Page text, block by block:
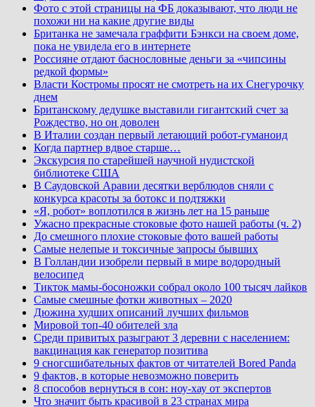
Фото с этой страницы на ФБ доказывают, что люди не
похожи ни на какие другие виды
Британка не замечала граффити Бэнкси на своем доме,
пока не увидела его в интернете
Россияне отдают баснословные деньги за «чипсины
редкой формы»
Власти Костромы просят не смотреть на их Снегурочку
днем
Британскому дедушке выставили гигантский счет за
Рождество, но он доволен
В Италии создан первый летающий робот-гуманоид
Когда партнер вдвое старше…
Экскурсия по старейшей научной нудистской
библиотеке США
В Саудовской Аравии десятки верблюдов сняли с
конкурса красоты за ботокс и подтяжки
«Я, робот» воплотился в жизнь лет на 15 раньше
Ужасно прекрасные стоковые фото нашей работы (ч. 2)
До смешного плохие стоковые фото вашей работы
Самые нелепые и токсичные запросы бывших
В Голландии изобрели первый в мире водородный
велосипед
Тикток мамы-босоножки собрал около 100 тысяч лайков
Самые смешные фотки животных – 2020
Дюжина худших описаний лучших фильмов
Мировой топ-40 обителей зла
Среди привитых разыграют 3 деревни с населением:
вакцинация как генератор позитива
9 сногсшибательных фактов от читателей Bored Panda
9 фактов, в которые невозможно поверить
8 способов вернуться в сон: ноу-хау от экспертов
Что значит быть красивой в 23 странах мира